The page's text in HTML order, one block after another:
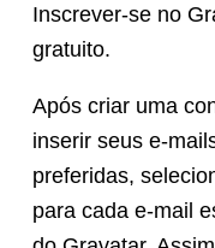
Inscrever-se no
gratuito.
Após criar uma
inserir seus e-
preferidas,
para cada e-mail